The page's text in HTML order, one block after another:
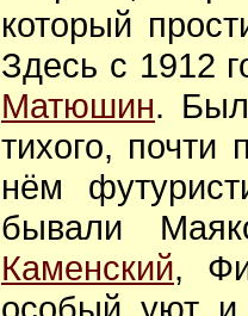
который
Здесь с 1912
Матюшин.
тихого, почти
нём
бывали
Каменский,
особый уют и